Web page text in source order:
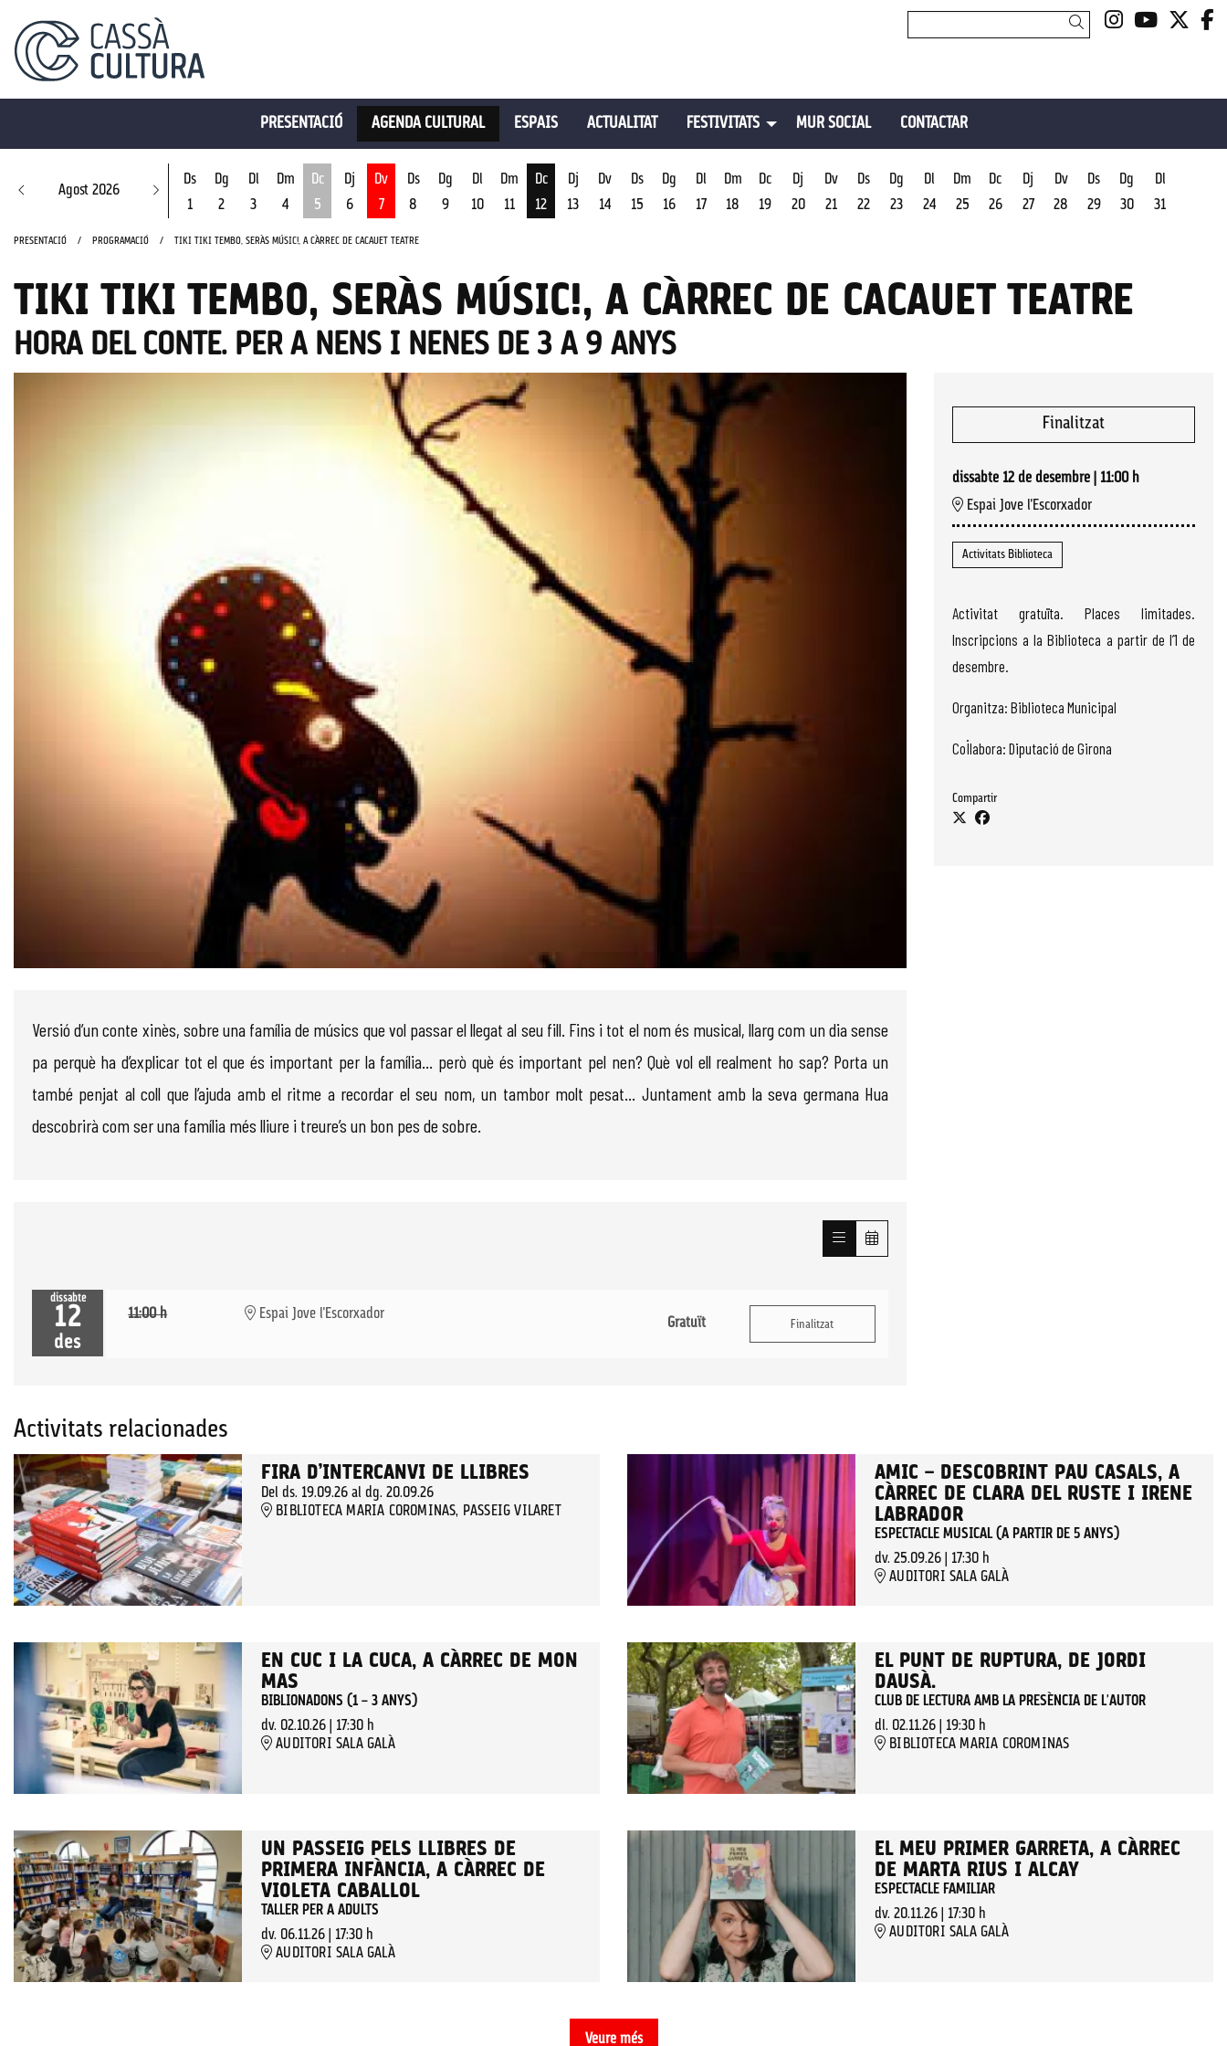
Link aLink a
Cercar
PRESENTACIÓ AGENDA CULTURAL ESPAIS ACTUALITAT FESTIVITATS MUR SOCIAL CONTACTAR
Agost 2026
Ds
1
Dg
2
Dl
3
Dm
4
Dc
5
Dj
6
Dv
7
Ds
8
Dg
9
Dl
10
Dm
11
Dc
12
Dj
13
Dv
14
Ds
15
Dg
16
Dl
17
Dm
18
Dc
19
Dj
20
Dv
21
Ds
22
Dg
23
Dl
24
Dm
25
Dc
26
Dj
27
Dv
28
Ds
29
Dg
30
Dl
31
PRESENTACIÓ PROGRAMACIÓ TIKI TIKI TEMBO, SERÀS MÚSIC!, A CÀRREC DE CACAUET TEATRE
TIKI TIKI TEMBO, SERÀS MÚSIC!, A CÀRREC DE CACAUET TEATRE
HORA DEL CONTE. PER A NENS I NENES DE 3 A 9 ANYS
Finalitzat
dissabte 12 de desembre
11:00 h
Espai Jove l'Escorxador
Activitats Biblioteca
Activitat gratuïta. Places limitades.
Inscripcions a la Biblioteca a partir de l’1 de
desembre.
Organitza: Biblioteca Municipal
Col·labora: Diputació de Girona
Compartir
Versió d’un conte xinès, sobre una família de músics que vol passar el llegat al seu fill. Fins i tot el nom és musical, llarg com un dia sense
pa perquè ha d’explicar tot el que és important per la família… però què és important pel nen? Què vol ell realment ho sap? Porta un
també penjat al coll que l’ajuda amb el ritme a recordar el seu nom, un tambor molt pesat… Juntament amb la seva germana Hua
descobrirà com ser una família més lliure i treure’s un bon pes de sobre.
dissabte
12
des
11:00 h Espai Jove l'Escorxador
Gratuït Finalitzat
Activitats relacionades
FIRA D’INTERCANVI DE LLIBRES
Del ds. 19.09.26al dg. 20.09.26
BIBLIOTECA MARIA COROMINAS, PASSEIG VILARET
AMIC – DESCOBRINT PAU CASALS, A
CÀRREC DE CLARA DEL RUSTE I IRENE
LABRADOR
ESPECTACLE MUSICAL (A PARTIR DE 5 ANYS)
dv. 25.09.26| 17:30 h
AUDITORI SALA GALÀ
EN CUC I LA CUCA, A CÀRREC DE MON
MAS
BIBLIONADONS (1 – 3 ANYS)
dv. 02.10.26| 17:30 h
AUDITORI SALA GALÀ
EL PUNT DE RUPTURA, DE JORDI
DAUSÀ.
CLUB DE LECTURA AMB LA PRESÈNCIA DE L'AUTOR
dl. 02.11.26| 19:30 h
BIBLIOTECA MARIA COROMINAS
UN PASSEIG PELS LLIBRES DE
PRIMERA INFÀNCIA, A CÀRREC DE
VIOLETA CABALLOL
TALLER PER A ADULTS
dv. 06.11.26| 17:30 h
AUDITORI SALA GALÀ
EL MEU PRIMER GARRETA, A CÀRREC
DE MARTA RIUS I ALCAY
ESPECTACLE FAMILIAR
dv. 20.11.26| 17:30 h
AUDITORI SALA GALÀ
Veure més